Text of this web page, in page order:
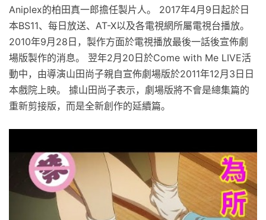
Aniplex的柏田真一郎擔任製片人。 2017年4月9日起於日
本BS11、每日放送、AT-X以及各電視網所屬電視台播放。
2010年9月28日，製作方面於電視播放最後一話後宣佈劇
場版製作的消息。 翌年2月20日於Come with Me LIVE活
動中，由導演山田尚子親自宣佈劇場版於2011年12月3日日
本戲院上映。 據山田尚子表示，劇場版將不會是總集篇的
重新剪接版，而是全新創作的延續篇。